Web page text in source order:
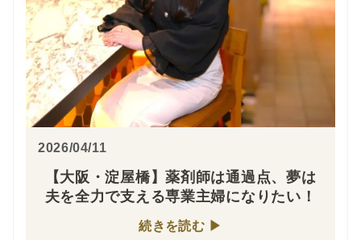
2026/04/11
【大阪・淀屋橋】薬剤師は通過点、夢は
夫を全力で支える専業主婦になりたい！
続きを読む